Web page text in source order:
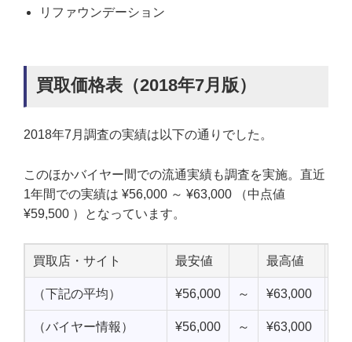
リファウンデーション
買取価格表（2018年7月版）
2018年7月調査の実績は以下の通りでした。
このほかバイヤー間での流通実績も調査を実施。直近
1年間での実績は ¥56,000 ～ ¥63,000 （中点値
¥59,500 ）となっています。
買取店・サイト 最安値 最高値
（下記の平均） ¥56,000 ～ ¥63,000
（バイヤー情報） ¥56,000 ～ ¥63,000